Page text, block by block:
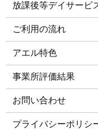
放課後等デイサービ
ご利用の流れ
アエル特色
事業所評価結果
お問い合わせ
プライバシーポリシ